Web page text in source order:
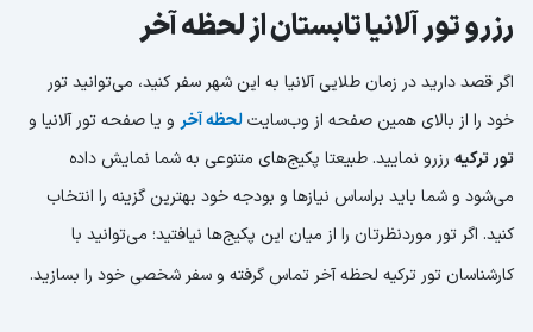
رزرو تور آلانیا تابستان از لحظه آخر
اگر قصد دارید در زمان طلایی آلانیا به این شهر سفر کنید، می‌توانید تور
خود را از بالای همین صفحه از وب‌سایتلحظه آخر و یا صفحه تور آلانیا و
تور ترکیه رزرو نمایید. طبیعتا پکیج‌های متنوعی به شما نمایش داده
می‌شود و شما باید براساس نیازها و بودجه خود بهترین گزینه‌ را انتخاب
کنید. اگر تور موردنظرتان را از میان این پکیج‌ها نیافتید؛ می‌توانید با
کارشناسان تور ترکیه لحظه آخر تماس گرفته و سفر شخصی خود را بسازید.